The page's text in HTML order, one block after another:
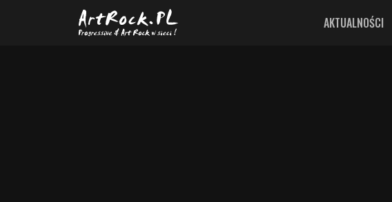
Przejdź do treści głównej
AKTUALNOŚCI